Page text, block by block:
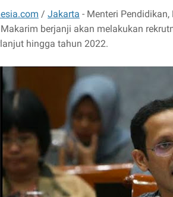
/ Jakarta - Menteri
berjanji akan melakukan
hingga tahun 2022.